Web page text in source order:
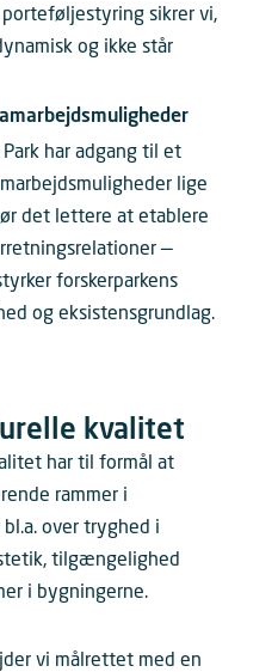
porteføljestyring sikrer vi,
og ikke står
Park har adgang til et
lige
det lettere at etablere
—
forskerparkens
og eksistensgrundlag.
kvalitet
har til formål at
rammer i
over tryghed i
tilgængelighed
i bygningerne.
vi målrettet med en